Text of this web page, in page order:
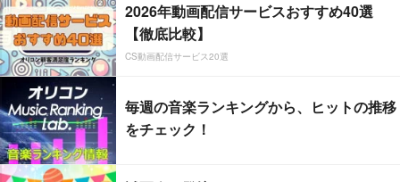
2026年動画配信サービスおすすめ40選
【徹底比較】
CS動画配信サービス20選
毎週の音楽ランキングから、ヒットの推移
をチェック！